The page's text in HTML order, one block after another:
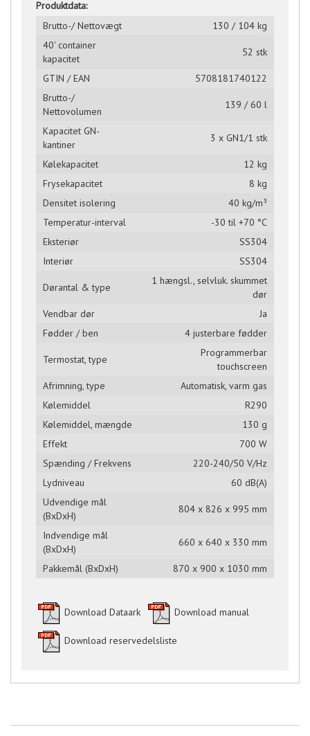
Produktdata:
Brutto-/ Nettovægt
130 / 104 kg
40' container
kapacitet
52 stk
GTIN / EAN
5708181740122
Brutto-/
Nettovolumen
139 / 60 l
Kapacitet GN-
kantiner
3 x GN1/1 stk
Kølekapacitet
12 kg
Frysekapacitet
8 kg
Densitet isolering
40 kg/m³
Temperatur-interval
-30 til +70 °C
Eksteriør
SS304
Interiør
SS304
Dørantal & type
1 hængsl., selvluk. skummet
dør
Vendbar dør
Ja
Fødder / ben
4 justerbare fødder
Termostat, type
Programmerbar
touchscreen
Afrimning, type
Automatisk, varm gas
Kølemiddel
R290
Kølemiddel, mængde
130 g
Effekt
700 W
Spænding / Frekvens
220-240/50 V/Hz
Lydniveau
60 dB(A)
Udvendige mål
(BxDxH)
804 x 826 x 995 mm
Indvendige mål
(BxDxH)
660 x 640 x 330 mm
Pakkemål (BxDxH) 870 x 900 x 1030 mm
Download Dataark Download manual
Download reservedelsliste